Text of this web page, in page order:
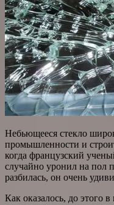
Небьющееся стекло
промышленности и
когда французский
случайно уронил на пол
разбилась, он очень
Как оказалось, до этого